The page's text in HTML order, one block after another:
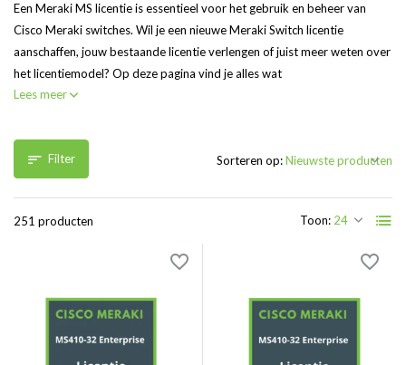
Een Meraki MS licentie is essentieel voor het gebruik en beheer van
Cisco Meraki switches. Wil je een nieuwe Meraki Switch licentie
aanschaffen, jouw bestaande licentie verlengen of juist meer weten over
het licentiemodel? Op deze pagina vind je alles wat
Lees meer
Filter
251 producten Toon:
Sorteren op: